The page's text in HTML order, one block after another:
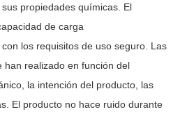
propiedades químicas. El
de carga
los requisitos de uso seguro. Las
han realizado en función del
la intención del producto, las
El producto no hace ruido durante